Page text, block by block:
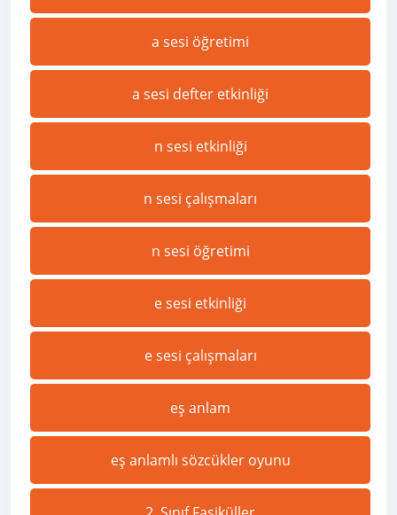
a sesi öğretimi
a sesi defter etkinliği
n sesi etkinliği
n sesi çalışmaları
n sesi öğretimi
e sesi etkinliği
e sesi çalışmaları
eş anlam
eş anlamlı sözcükler oyunu